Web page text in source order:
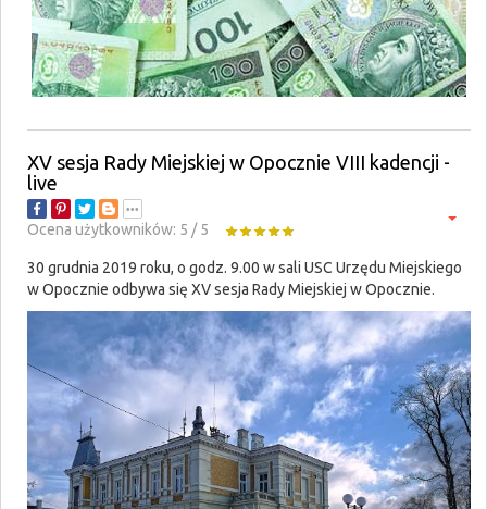
XV sesja Rady Miejskiej w Opocznie VIII kadencji -
live
Ocena użytkowników: 5 /5
30 grudnia 2019 roku, o godz. 9.00 w sali USC Urzędu Miejskiego
w Opocznie odbywa się XV sesja Rady Miejskiej w Opocznie.